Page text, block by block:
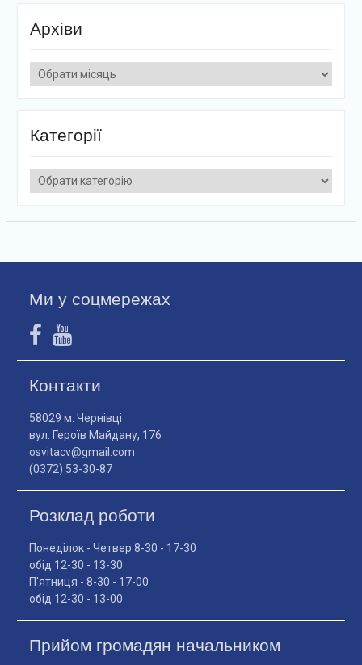
Архіви
Архіви
Категорії
Категорії
Ми у соцмережах
Контакти
58029 м. Чернівці
вул. Героїв Майдану, 176
osvitacv@gmail.com
(0372) 53-30-87
Розклад роботи
Понеділок - Четвер 8-30 - 17-30
обід 12-30 - 13-30
П'ятниця - 8-30 - 17-00
обід 12-30 - 13-00
Прийом громадян начальником